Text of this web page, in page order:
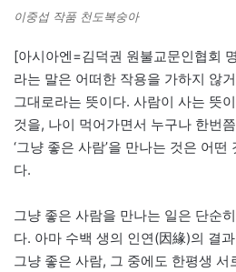
이중섭 작품 천도복숭아
[아시아엔=김덕권 원불교문인협회
라는 말은 어떠한 작용을 가하지 않
그대로라는 뜻이다. 사람이 사는 뜻
것을, 나이 먹어가면서 누구나 한번
‘그냥 좋은 사람’을 만나는 것은 어
다.
그냥 좋은 사람을 만나는 일은 단순
다. 아마 수백 생의 인연(因緣)의 결
그냥 좋은 사람, 그 중에도 한평생